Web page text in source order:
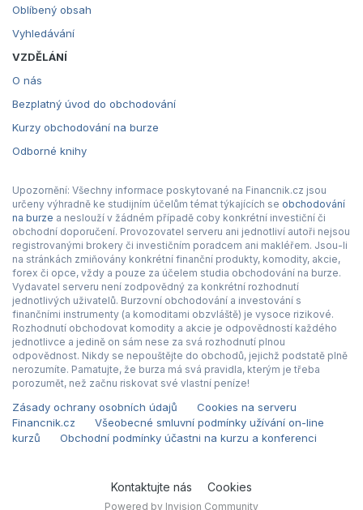
Oblíbený obsah
Vyhledávání
VZDĚLÁNÍ
O nás
Bezplatný úvod do obchodování
Kurzy obchodování na burze
Odborné knihy
Upozornění: Všechny informace poskytované na Financnik.cz jsou
určeny výhradně ke studijním účelům témat týkajících se obchodování
na burze a neslouží v žádném případě coby konkrétní investiční či
obchodní doporučení. Provozovatel serveru ani jednotliví autoři nejsou
registrovanými brokery či investičním poradcem ani makléřem. Jsou-li
na stránkách zmiňovány konkrétní finanční produkty, komodity, akcie,
forex či opce, vždy a pouze za účelem studia obchodování na burze.
Vydavatel serveru není zodpovědný za konkrétní rozhodnutí
jednotlivých uživatelů. Burzovní obchodování a investování s
finančními instrumenty (a komoditami obzvláště) je vysoce rizikové.
Rozhodnutí obchodovat komodity a akcie je odpovědností každého
jednotlivce a jedině on sám nese za svá rozhodnutí plnou
odpovědnost. Nikdy se nepouštějte do obchodů, jejichž podstatě plně
nerozumíte. Pamatujte, že burza má svá pravidla, kterým je třeba
porozumět, než začnu riskovat své vlastní peníze!
Zásady ochrany osobních údajů
Cookies na serveru
Financnik.cz
Všeobecné smluvní podmínky užívání on-line
kurzů
Obchodní podmínky účastni na kurzu a konferenci
Kontaktujte nás Cookies
Powered by Invision Community